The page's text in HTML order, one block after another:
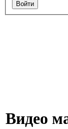
Видео